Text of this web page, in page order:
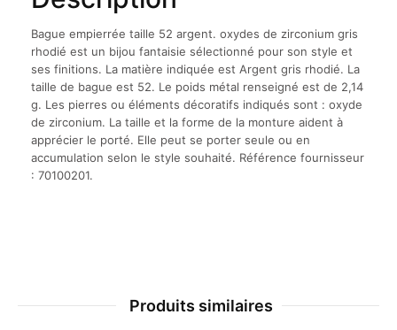
Bague empierrée taille 52 argent. oxydes de zirconium gris
rhodié est un bijou fantaisie sélectionné pour son style et
ses finitions. La matière indiquée est Argent gris rhodié. La
taille de bague est 52. Le poids métal renseigné est de 2,14
g. Les pierres ou éléments décoratifs indiqués sont : oxyde
de zirconium. La taille et la forme de la monture aident à
apprécier le porté. Elle peut se porter seule ou en
accumulation selon le style souhaité. Référence fournisseur
: 70100201.
Produits similaires